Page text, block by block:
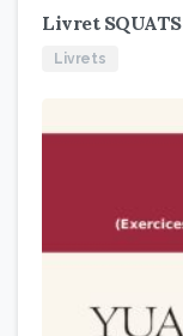
Livret SQUATS
Livrets